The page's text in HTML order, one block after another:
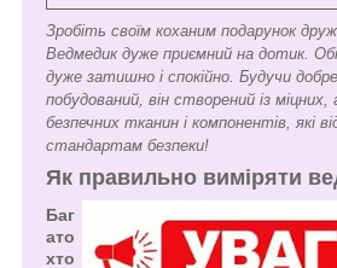
Зробіть своїм коханим подарунок
Ведмедик дуже приємний на дотик.
дуже затишно і спокійно. Будучи добре
побудований, він створений із міцних,
безпечних тканин і компонентів, які
стандартам безпеки!
Як правильно виміряти
Баг
ато
хто